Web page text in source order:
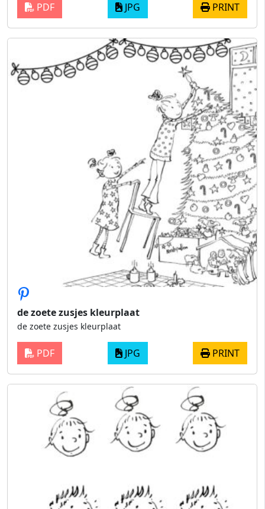
PDF JPG PRINT
de zoete zusjes kleurplaat
de zoete zusjes kleurplaat
PDF JPG PRINT